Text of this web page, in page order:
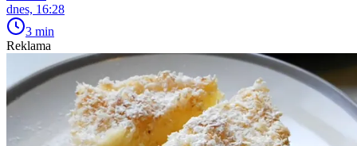
dnes, 16:28
3 min
Reklama